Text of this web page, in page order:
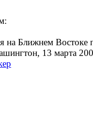
на Ближнем Востоке
13 марта